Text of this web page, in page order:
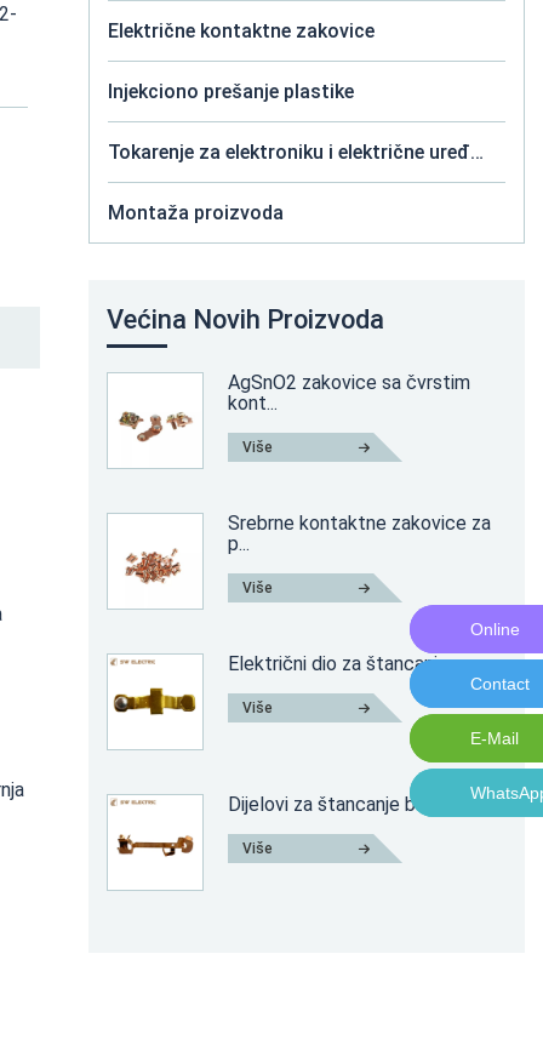
Električne kontaktne zakovice
Injekciono prešanje plastike
Tokarenje za elektroniku i električne uređaje
Montaža proizvoda
Većina Novih Proizvoda
AgSnO2 zakovice sa čvrstim
kont...
Više
Srebrne kontaktne zakovice za
p...
Više
Električni dio za štancanje
Više
Dijelovi za štancanje bakra
Više
Online
Online
Contact
Contact
E-Mail
E-